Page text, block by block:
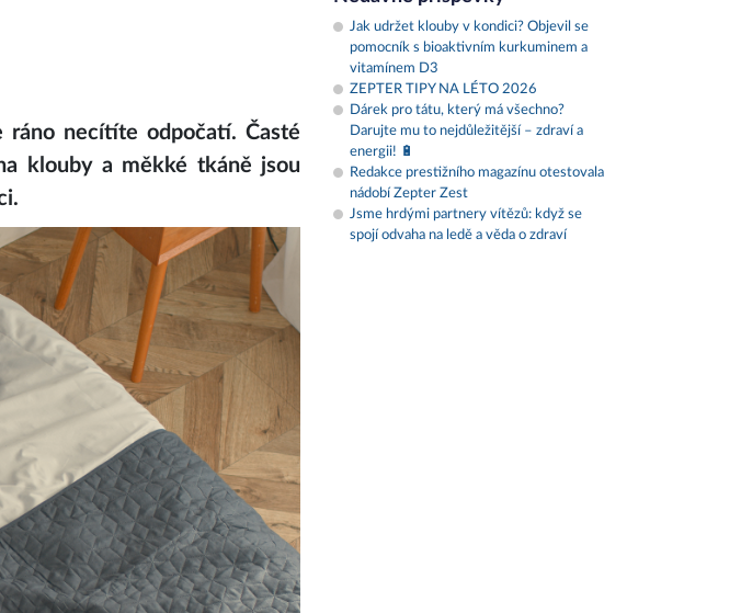
necítíte odpočatí. Časté
klouby a měkké tkáně jsou
Jak udržet klouby v kondici? Objevil se
pomocník s bioaktivním kurkuminem a
vitamínem D3
ZEPTER TIPY NA LÉTO 2026
Dárek pro tátu, který má všechno?
Darujte mu to nejdůležitější – zdraví a
energii! 🔋
Redakce prestižního magazínu otestovala
nádobí Zepter Zest
Jsme hrdými partnery vítězů: když se
spojí odvaha na ledě a věda o zdraví